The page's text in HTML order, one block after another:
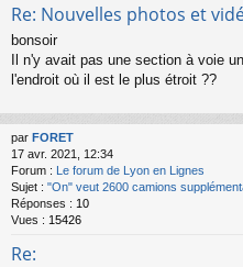
Re: Nouvelles photos et
bonsoir
Il n'y avait pas une section à voie
l'endroit où il est le plus étroit ??
par FORET
17 avr. 2021, 12:34
Forum : Le forum de Lyon en Lignes
Sujet : "On" veut 2600 camions
Réponses : 10
Vues : 15426
Re: